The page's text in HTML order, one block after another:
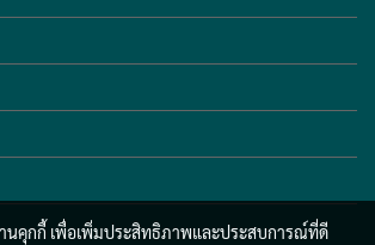
านคุกกี้ เพื่อเพิ่มประสิทธิภาพและประสบการณ์ที่ดี